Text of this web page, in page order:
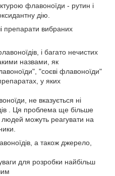
флавоноїди - рутин і
дію.
препарати вибраних
і багато нечистих
назвами, як
"соєві флавоноїди"
у яких
не вказується ні
. Ця проблема ще більше
можуть реагувати на
а також джерело,
для розробки найбільш